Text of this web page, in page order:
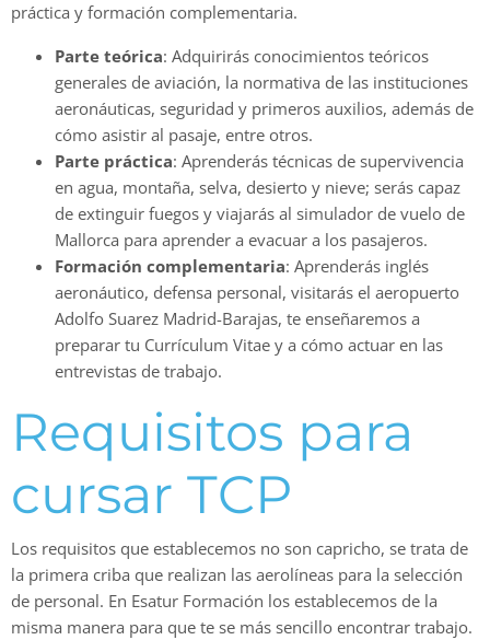
práctica y formación complementaria.
Parte teórica: Adquirirás conocimientos teóricos
generales de aviación, la normativa de las instituciones
aeronáuticas, seguridad y primeros auxilios, además de
cómo asistir al pasaje, entre otros.
Parte práctica: Aprenderás técnicas de supervivencia
en agua, montaña, selva, desierto y nieve; serás capaz
de extinguir fuegos y viajarás al simulador de vuelo de
Mallorca para aprender a evacuar a los pasajeros.
Formación complementaria: Aprenderás inglés
aeronáutico, defensa personal, visitarás el aeropuerto
Adolfo Suarez Madrid-Barajas, te enseñaremos a
preparar tu Currículum Vitae y a cómo actuar en las
entrevistas de trabajo.
Requisitos para
cursar TCP
Los requisitos que establecemos no son capricho, se trata de
la primera criba que realizan las aerolíneas para la selección
de personal. En Esatur Formación los establecemos de la
misma manera para que te se más sencillo encontrar trabajo.